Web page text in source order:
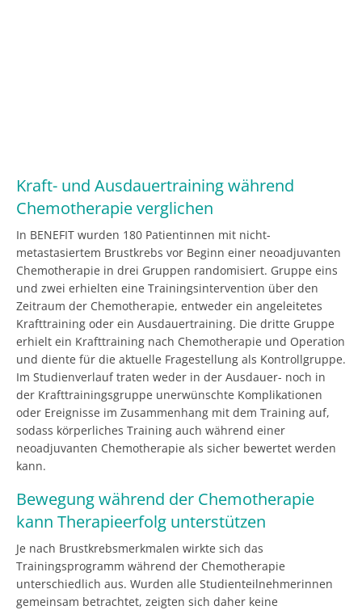
Kraft- und Ausdauertraining während
Chemotherapie verglichen
In BENEFIT wurden 180 Patientinnen mit nicht-
metastasiertem Brustkrebs vor Beginn einer neoadjuvanten
Chemotherapie in drei Gruppen randomisiert. Gruppe eins
und zwei erhielten eine Trainingsintervention über den
Zeitraum der Chemotherapie, entweder ein angeleitetes
Krafttraining oder ein Ausdauertraining. Die dritte Gruppe
erhielt ein Krafttraining nach Chemotherapie und Operation
und diente für die aktuelle Fragestellung als Kontrollgruppe.
Im Studienverlauf traten weder in der Ausdauer- noch in
der Krafttrainingsgruppe unerwünschte Komplikationen
oder Ereignisse im Zusammenhang mit dem Training auf,
sodass körperliches Training auch während einer
neoadjuvanten Chemotherapie als sicher bewertet werden
kann.
Bewegung während der Chemotherapie
kann Therapieerfolg unterstützen
Je nach Brustkrebsmerkmalen wirkte sich das
Trainingsprogramm während der Chemotherapie
unterschiedlich aus. Wurden alle Studienteilnehmerinnen
gemeinsam betrachtet, zeigten sich daher keine